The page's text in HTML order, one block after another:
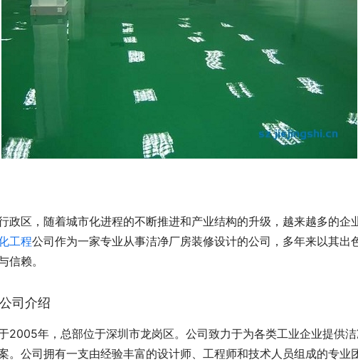
政区，随着城市化进程的不断推进和产业结构的升级，越来越多的企
工程公司作为一家专业从事洁净厂房装修设计的公司，多年来以其出
信赖。
司介绍
2005年，总部位于深圳市龙岗区。公司致力于为各类工业企业提供
。公司拥有一支由经验丰富的设计师、工程师和技术人员组成的专业